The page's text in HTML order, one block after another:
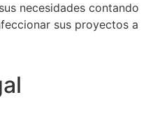
necesidades contando
sus proyectos a